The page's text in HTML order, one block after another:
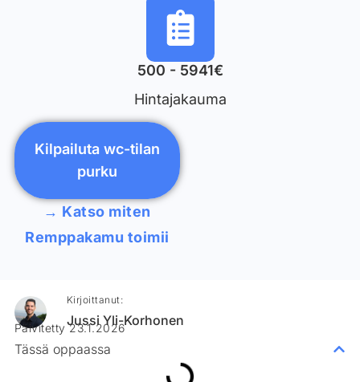
500 - 5941€
Hintajakauma
Kilpailuta wc-tilan
purku
→ Katso miten
Remppakamu toimii
Kirjoittanut:
Jussi Yli-Korhonen
Päivitetty 23.1.2026
Tässä oppaassa